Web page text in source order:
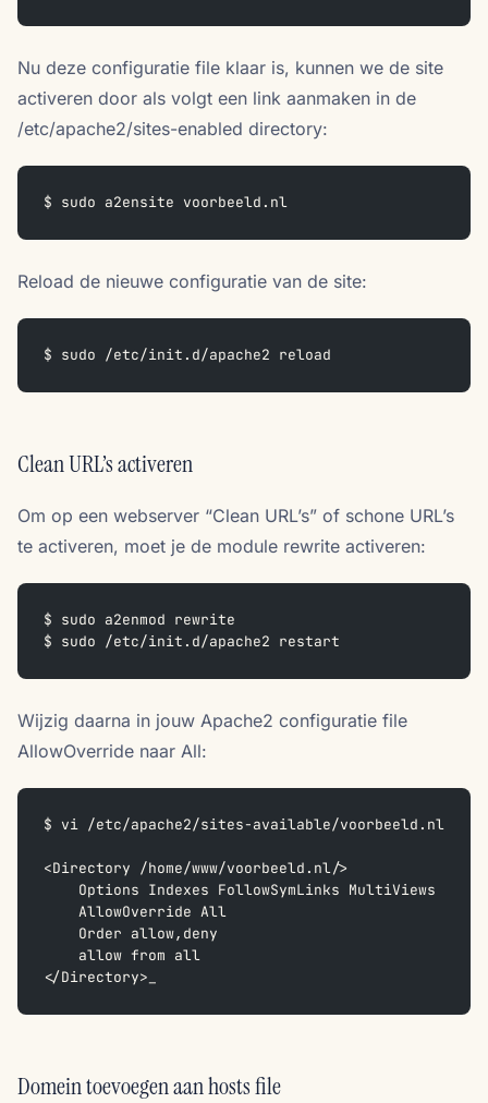
Nu deze configuratie file klaar is, kunnen we de site
activeren door als volgt een link aanmaken in de
/etc/apache2/sites-enabled directory:
$ sudo a2ensite voorbeeld.nl
Reload de nieuwe configuratie van de site:
$ sudo /etc/init.d/apache2 reload
Clean URL’s activeren
Om op een webserver “Clean URL’s” of schone URL’s
te activeren, moet je de module rewrite activeren:
$ sudo a2enmod rewrite
$ sudo /etc/init.d/apache2 restart
Wijzig daarna in jouw Apache2 configuratie file
AllowOverride naar All:
$ vi /etc/apache2/sites-available/voorbeeld.nl
<Directory /home/www/voorbeeld.nl/>
    Options Indexes FollowSymLinks MultiViews
    AllowOverride All
    Order allow,deny
    allow from all
</Directory>_
Domein toevoegen aan hosts file